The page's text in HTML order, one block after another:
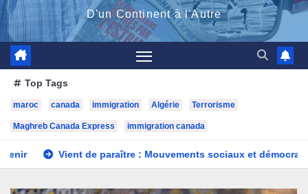
D'un Continent à l'Autre
Top Tags
maroc canada immigration Algérie Terrorisme
Maghreb Canada Express immigration canada
paraître : Mouvements sociaux et démocratisation en Afrique